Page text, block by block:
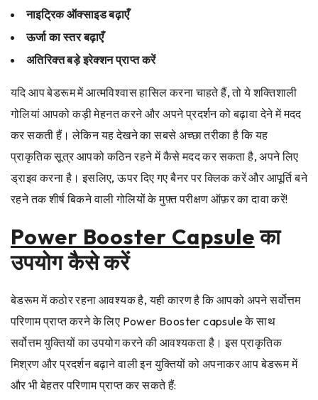
नाइट्रिक ऑक्साइड बढ़ाएँ
ऊर्जा का स्तर बढ़ाएँ
अतिरिक्त बड़े इरेक्शन प्राप्त करें
यदि आप बेडरूम में आत्मविश्वास हासिल करना चाहते हैं, तो ये शक्तिशाली
गोलियां आपको कड़ी मेहनत करने और अपने प्रदर्शन को बढ़ावा देने में मदद
कर सकती हैं। लेकिन यह देखने का सबसे अच्छा तरीका है कि यह
प्राकृतिक सूत्र आपको कठिन रहने में कैसे मदद कर सकता है, अपने लिए
ड्राइव करना है। इसलिए, ऊपर दिए गए बैनर पर क्लिक करें और आपूर्ति बने
रहने तक शीर्ष बिकने वाली गोलियों के मुफ़्त परीक्षण ऑफ़र का दावा करें!
Power Booster Capsuleका
उपयोग कैसे करें
बेडरूम में कठोर रहना आवश्यक है, यही कारण है कि आपको अपने सर्वोत्तम
परिणाम प्राप्त करने के लिए Power Booster capsule के साथ
सर्वोत्तम युक्तियों का उपयोग करने की आवश्यकता है। इस प्राकृतिक
मिश्रण और प्रदर्शन बढ़ाने वाली इन युक्तियों को अपनाकर आप बेडरूम में
और भी बेहतर परिणाम प्राप्त कर सकते हैं: